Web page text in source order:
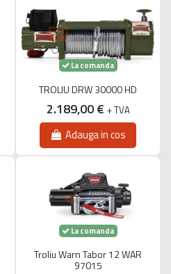
La comanda
TROLIU DRW 30000 HD
2.189,00 € + TVA
Adauga in cos
La comanda
Troliu Warn Tabor 12 WAR
97015